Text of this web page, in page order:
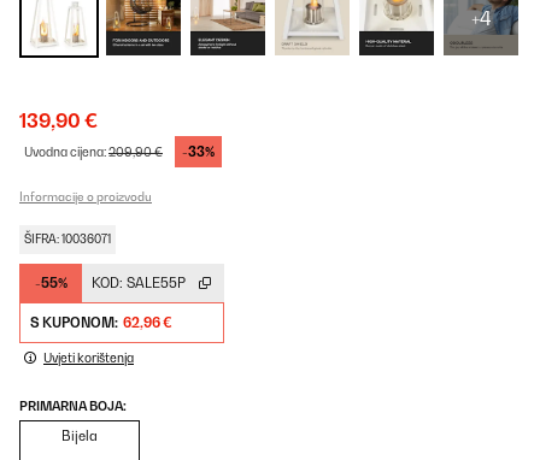
+4
139,90 €
Uvodna cijena:209,90 € -33%
Informacije o proizvodu
ŠIFRA: 10036071
-55% KOD: SALE55P
S KUPONOM: 62,96 €
Uvjeti korištenja
PRIMARNA BOJA:
Bijela